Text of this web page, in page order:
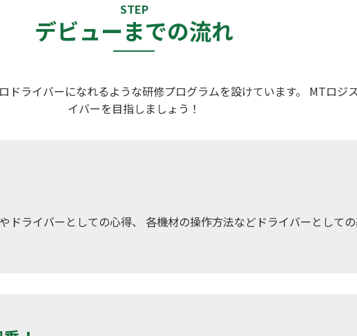
STEP
デビューまでの流れ
ドライバーになれるような研修プログラムを設けています。 MTロジ
イバーを目指しましょう！
ドライバーとしての心得、 各機材の操作方法などドライバーとしての